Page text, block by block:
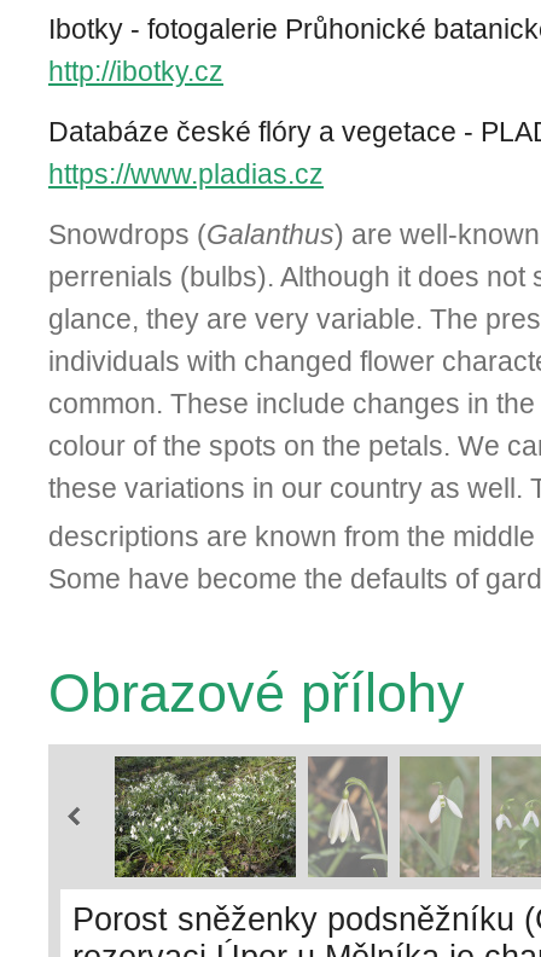
Ibotky - fotogalerie Průhonické
http://ibotky.cz
Databáze české flóry a vegetace -
https://www.pladias.cz
Snowdrops (Galanthus) are well-
perrenials (bulbs). Although it does not
glance, they are very variable. The
individuals with changed flower
common. These include changes in
colour of the spots on the petals. We
these variations in our country as well.
descriptions are known from the
Some have become the defaults of
Obrazové přílohy
Porost sněženky podsněžníku